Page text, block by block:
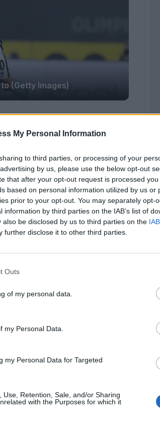
My Personal Information
to third parties, or processing of your
by us, please use the below opt-out
that after your opt-out request is processed you
based on personal information utilized by us or
prior to your opt-out. You may separately opt-
by third parties on the IAB’s list of
be disclosed by us to third parties on the
further disclose it to other third parties.
Outs
of my personal data.
my Personal Data.
my Personal Data for Targeted
Retention, Sale, and/or Sharing
with the Purposes for which it
(Getty Images)
vittorioso contro il
confronto con
Italia e domenica per la
per Inzaghi è il ritorno in
l'operazione d'urgenza per
l'Atalanta?
si è rimesso le scarpe da
di mercoledì in Coppa
convocazione per la gara